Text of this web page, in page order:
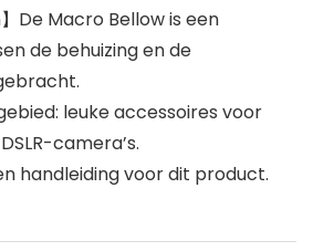
De Macro Bellow is een
de behuizing en de
leuke accessoires voor
camera’s.
handleiding voor dit product.